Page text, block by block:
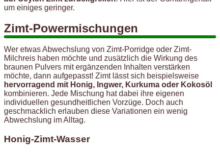
um einiges geringer.
Zimt-Powermischungen
Wer etwas Abwechslung von Zimt-Porridge oder Zimt-
Milchreis haben möchte und zusätzlich die Wirkung des
braunen Pulvers mit ergänzenden Inhalten verstärken
möchte, dann aufgepasst! Zimt lässt sich beispielsweise
hervorragend mit Honig, Ingwer, Kurkuma oder Kokosöl
kombinieren. Jede Mischung hat dabei ihre eigenen
individuellen gesundheitlichen Vorzüge. Doch auch
geschmacklich erlauben diese Variationen ein wenig
Abwechslung im Alltag.
Honig-Zimt-Wasser